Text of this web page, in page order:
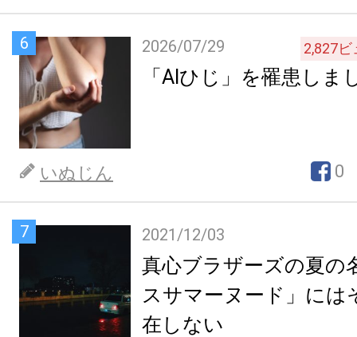
6 2026/07/29 2,827ビ
「AIひじ」を罹患しま
いぬじん 0
7 2021/12/03
真心ブラザーズの夏の
スサマーヌード」には
在しない